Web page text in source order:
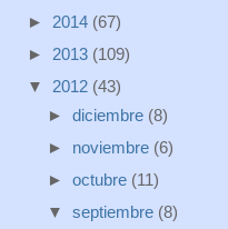
► 2014 (67)
► 2013 (109)
▼ 2012 (43)
► diciembre (8)
► noviembre (6)
► octubre (11)
▼ septiembre (8)